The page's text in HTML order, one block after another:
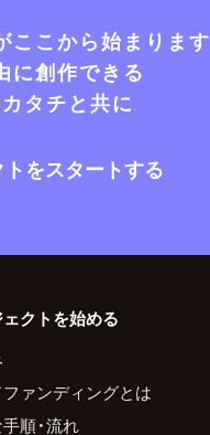
ここから始まります
に創作できる
タチと共に
をスタートする
クトを始める
ァンディングとは
順・流れ